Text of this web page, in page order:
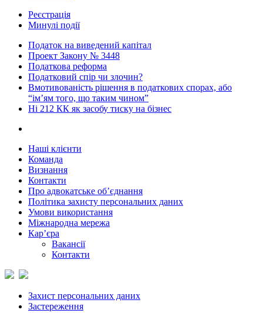
Реєстрація
Минулі події
Податок на виведений капітал
Проект Закону № 3448
Податкова реформа
Податковий спір чи злочин?
Вмотивованість рішення в податкових спорах, або
“ім’ям того, що таким чином”
Ні 212 КК як засобу тиску на бізнес
Наші клієнти
Команда
Визнання
Контакти
Про адвокатське об’єднання
Політика захисту персональних даних
Умови використання
Міжнародна мережа
Кар’єра
Вакансії
Контакти
Захист персональних даних
Застереження